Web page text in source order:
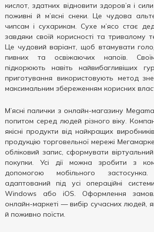
кислот, здатних відновити здоров’я і
поживні й м’ясні снеки. Це чудова
чипсам і сухарикам. Сухе м’ясо стає
завдяки своїй корисності та тривалому
Це чудовий варіант, щоб втамувати
пивних та освіжаючих напоїв.
підкорюють навіть найвибагливіших
приготування використовують метод
максимальним збереженням корисних
М’ясні палички з онлайн-магазину
попитом серед людей різного віку.
якісні продукти від найкращих
продукцію торговельної мережі
обліковий запис, сформувати
покупки. Усі дії можна зробити з
допомогою мобільного застосунка.
адаптований під усі операційні
Windows або iOS. Оформлення
онлайн-маркеті — вибір сучасних людей,
й поживно поїсти.